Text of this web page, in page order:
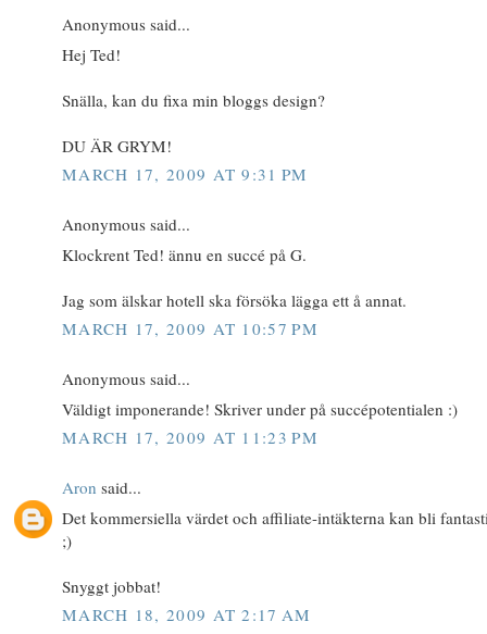
Anonymous said...
Hej Ted!
Snälla, kan du fixa min bloggs design?
DU ÄR GRYM!
MARCH 17, 2009 AT 9:31 PM
Anonymous said...
Klockrent Ted! ännu en succé på G.
Jag som älskar hotell ska försöka lägga ett å annat.
MARCH 17, 2009 AT 10:57 PM
Anonymous said...
Väldigt imponerande! Skriver under på succépotentialen :)
MARCH 17, 2009 AT 11:23 PM
Aron said...
Det kommersiella värdet och affiliate-intäkterna kan bli
;)
Snyggt jobbat!
MARCH 18, 2009 AT 2:17 AM